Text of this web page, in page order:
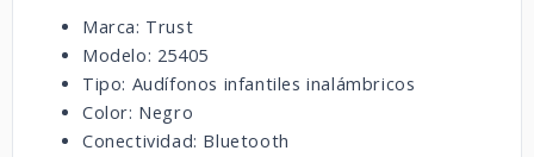
Marca: Trust
Modelo: 25405
Tipo: Audífonos infantiles inalámbricos
Color: Negro
Conectividad: Bluetooth